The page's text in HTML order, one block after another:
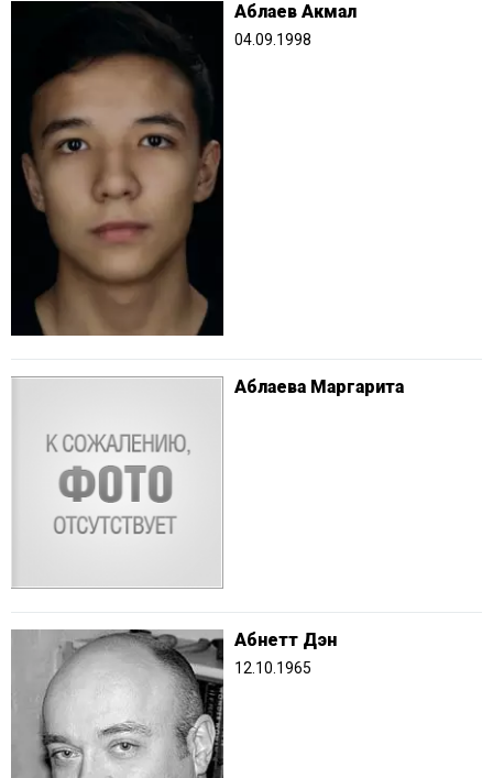
Аблаев Акмал
04.09.1998
Аблаева Маргарита
Абнетт Дэн
12.10.1965